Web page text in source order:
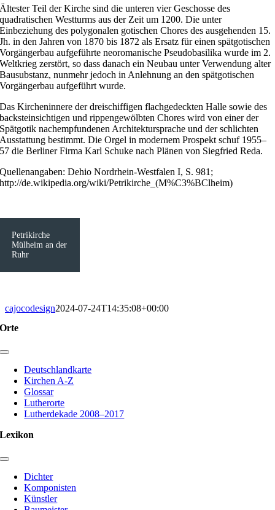
Ältester Teil der Kirche sind die unteren vier Geschosse des
quadratischen Westturms aus der Zeit um 1200. Die unter
Einbeziehung des polygonalen gotischen Chores des ausgehenden 15.
Jh. in den Jahren von 1870 bis 1872 als Ersatz für einen spätgotischen
Vorgängerbau aufgeführte neoromanische Pseudobasilika wurde im 2.
Weltkrieg zerstört, so dass danach ein Neubau unter Verwendung alter
Bausubstanz, nunmehr jedoch in Anlehnung an den spätgotischen
Vorgängerbau aufgeführt wurde.
Das Kircheninnere der dreischiffigen flachgedeckten Halle sowie des
backsteinsichtigen und rippengewölbten Chores wird von einer der
Spätgotik nachempfundenen Architektursprache und der schlichten
Ausstattung bestimmt. Die Orgel in modernem Prospekt schuf 1955–
57 die Berliner Firma Karl Schuke nach Plänen von Siegfried Reda.
Quellenangaben: Dehio Nordrhein-Westfalen I, S. 981;
http://de.wikipedia.org/wiki/Petrikirche_(M%C3%BClheim)
Petrikirche
Mülheim an der
Ruhr
cajocodesign2024-07-24T14:35:08+00:00
Orte
Toggle
NavigationDeutschlandkarte
Kirchen A-Z
Glossar
Lutherorte
Lutherdekade 2008–2017
Lexikon
Toggle
Navigation
Dichter
Komponisten
Künstler